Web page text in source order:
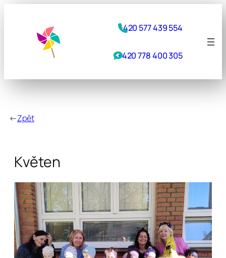
+420 577 439 554
+420 778 400 305
←Zpět
Květen